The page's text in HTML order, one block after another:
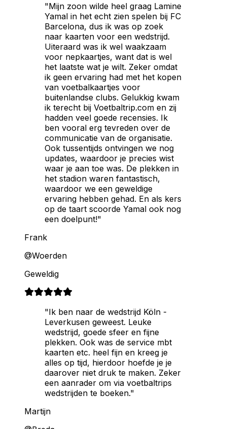
"Mijn zoon wilde heel graag Lamine
Yamal in het echt zien spelen bij FC
Barcelona, dus ik was op zoek
naar kaarten voor een wedstrijd.
Uiteraard was ik wel waakzaam
voor nepkaartjes, want dat is wel
het laatste wat je wilt. Zeker omdat
ik geen ervaring had met het kopen
van voetbalkaartjes voor
buitenlandse clubs. Gelukkig kwam
ik terecht bij Voetbaltrip.com en zij
hadden veel goede recensies. Ik
ben vooral erg tevreden over de
communicatie van de organisatie.
Ook tussentijds ontvingen we nog
updates, waardoor je precies wist
waar je aan toe was. De plekken in
het stadion waren fantastisch,
waardoor we een geweldige
ervaring hebben gehad. En als kers
op de taart scoorde Yamal ook nog
een doelpunt!"
Frank
@Woerden
Geweldig
"Ik ben naar de wedstrijd Köln -
Leverkusen geweest. Leuke
wedstrijd, goede sfeer en fijne
plekken. Ook was de service mbt
kaarten etc. heel fijn en kreeg je
alles op tijd, hierdoor hoefde je je
daarover niet druk te maken. Zeker
een aanrader om via voetbaltrips
wedstrijden te boeken."
Martijn